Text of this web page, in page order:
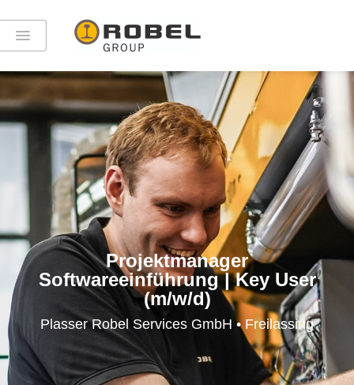
Projektmanager
Softwareeinführung | Key User
(m/w/d)
Plasser Robel Services GmbH • Freilassing